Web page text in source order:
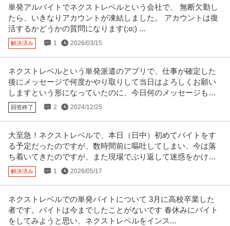
単発アルバイトでネクストレベルという会社で、 無断欠勤し
たら、いきなりアカウントが凍結しました。 アカウントは復
活するかどうかの質問になります(;o;) ...
解決済み 1 2026/03/15
ネクストレベルという単発派遣のアプリで、仕事が確定した
後にメッセージで何度かやり取りして当日はよろしくお願い
しますという形になっていたのに、今日何のメッセージもな
く不採用にされました。
回答終了 2 2024/12/25
大至急！ネクストレベルで、本日（日中）初めてバイトをす
る予定だったのですが、数時間前に嘔吐してしまい、今は落
ち着いてきたのですが、また現場でぶり返して迷惑をかけて
しまいそうなので、
解決済み 1 2026/05/17
ネクストレベルでの単発バイトについて 3月に高校卒業した
者です。バイトは今までしたことがないです 春休みにバイト
をしてみようと思い、ネクストレベルをインス...